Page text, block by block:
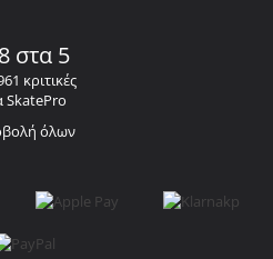
στα 5
κριτικές
SkatePro
όλων